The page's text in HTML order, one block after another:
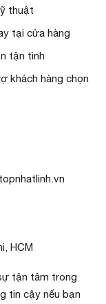
thuật
tại cửa hàng
tận tình
khách hàng chọn
HCM
tận tâm trong
tin cậy nếu bạn